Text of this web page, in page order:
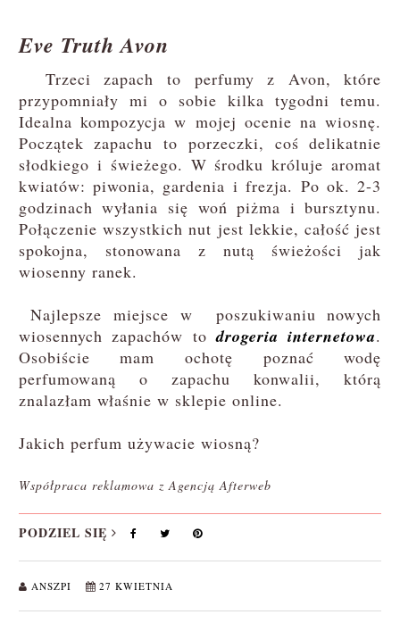
Eve Truth Avon
Trzeci zapach to perfumy z Avon, które
przypomniały mi o sobie kilka tygodni temu.
Idealna kompozycja w mojej ocenie na wiosnę.
Początek zapachu to porzeczki, coś delikatnie
słodkiego i świeżego. W środku króluje aromat
kwiatów: piwonia, gardenia i frezja. Po ok. 2-3
godzinach wyłania się woń piżma i bursztynu.
Połączenie wszystkich nut jest lekkie, całość jest
spokojna, stonowana z nutą świeżości jak
wiosenny ranek.
Najlepsze miejsce w poszukiwaniu nowych
wiosennych zapachów todrogeria internetowa.
Osobiście mam ochotę poznać wodę
perfumowaną o zapachu konwalii, którą
znalazłam właśnie w sklepie online.
Jakich perfum używacie wiosną?
Współpraca reklamowa z Agencją Afterweb
PODZIEL SIĘ
ANSZPI 27 KWIETNIA